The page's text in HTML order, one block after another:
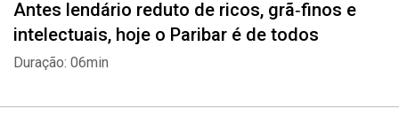
Antes lendário reduto de ricos, grã‑finos e
intelectuais, hoje o Paribar é de todos
Duração: 06min